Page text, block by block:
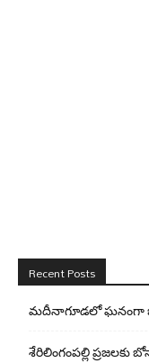
Recent Posts
మదీనాగూడలో ఘ‌నంగా
శేరిలింగంపల్లి ప్రజలకు